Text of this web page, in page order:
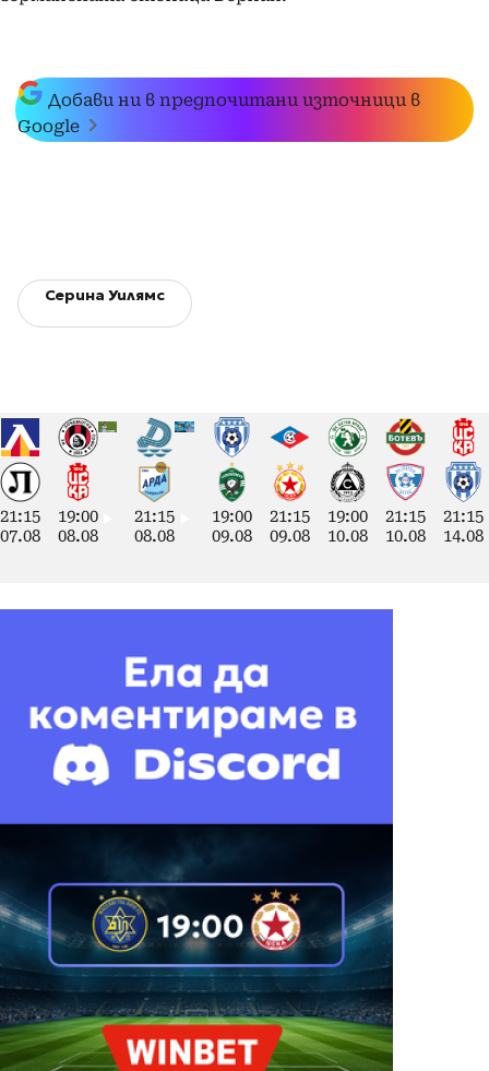
Добави ни в предпочитани източници в
Google
Серина Уилямс
21:15
07.08
19:00
08.08
21:15
08.08
19:00
09.08
21:15
09.08
19:00
10.08
21:15
10.08
21:15
14.08